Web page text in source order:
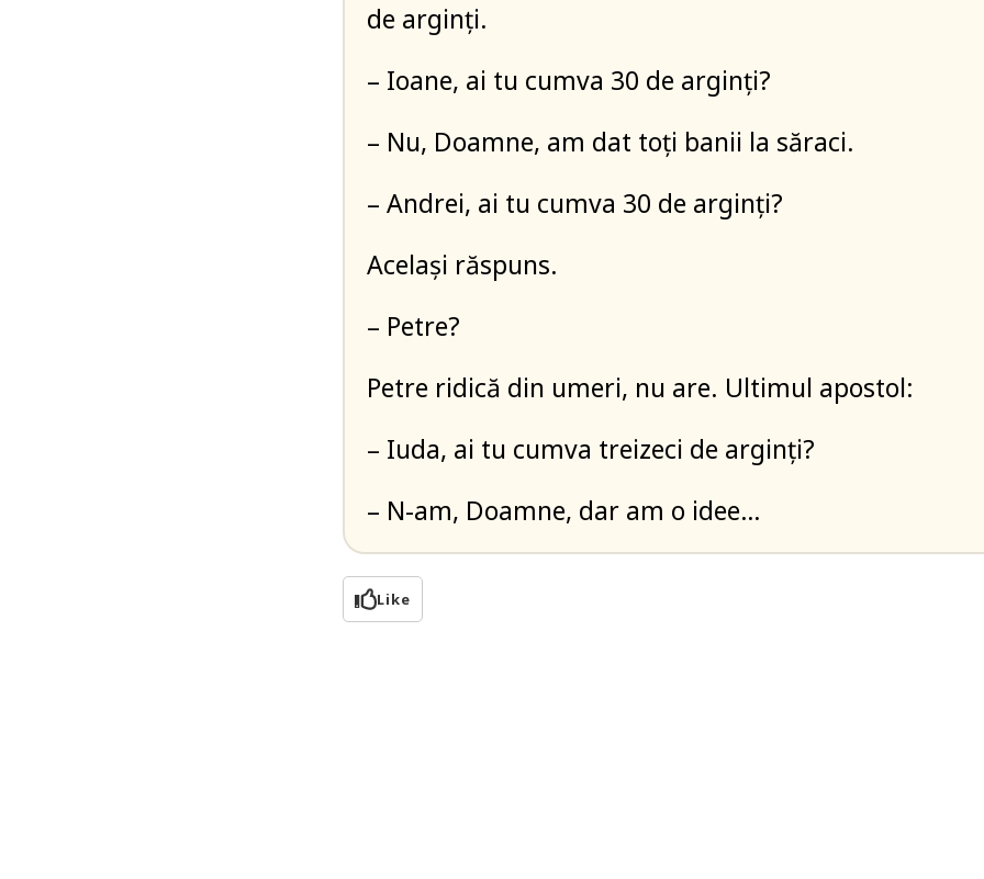
de arginţi.
– Ioane, ai tu cumva 30 de arginţi?
– Nu, Doamne, am dat toţi banii la săraci.
– Andrei, ai tu cumva 30 de arginţi?
Acelaşi răspuns.
– Petre?
Petre ridică din umeri, nu are. Ultimul apostol:
– Iuda, ai tu cumva treizeci de arginţi?
– N-am, Doamne, dar am o idee…
Like